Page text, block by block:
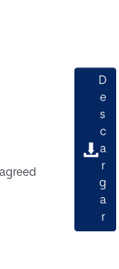
D
e
s
c
a
r
g
a
r